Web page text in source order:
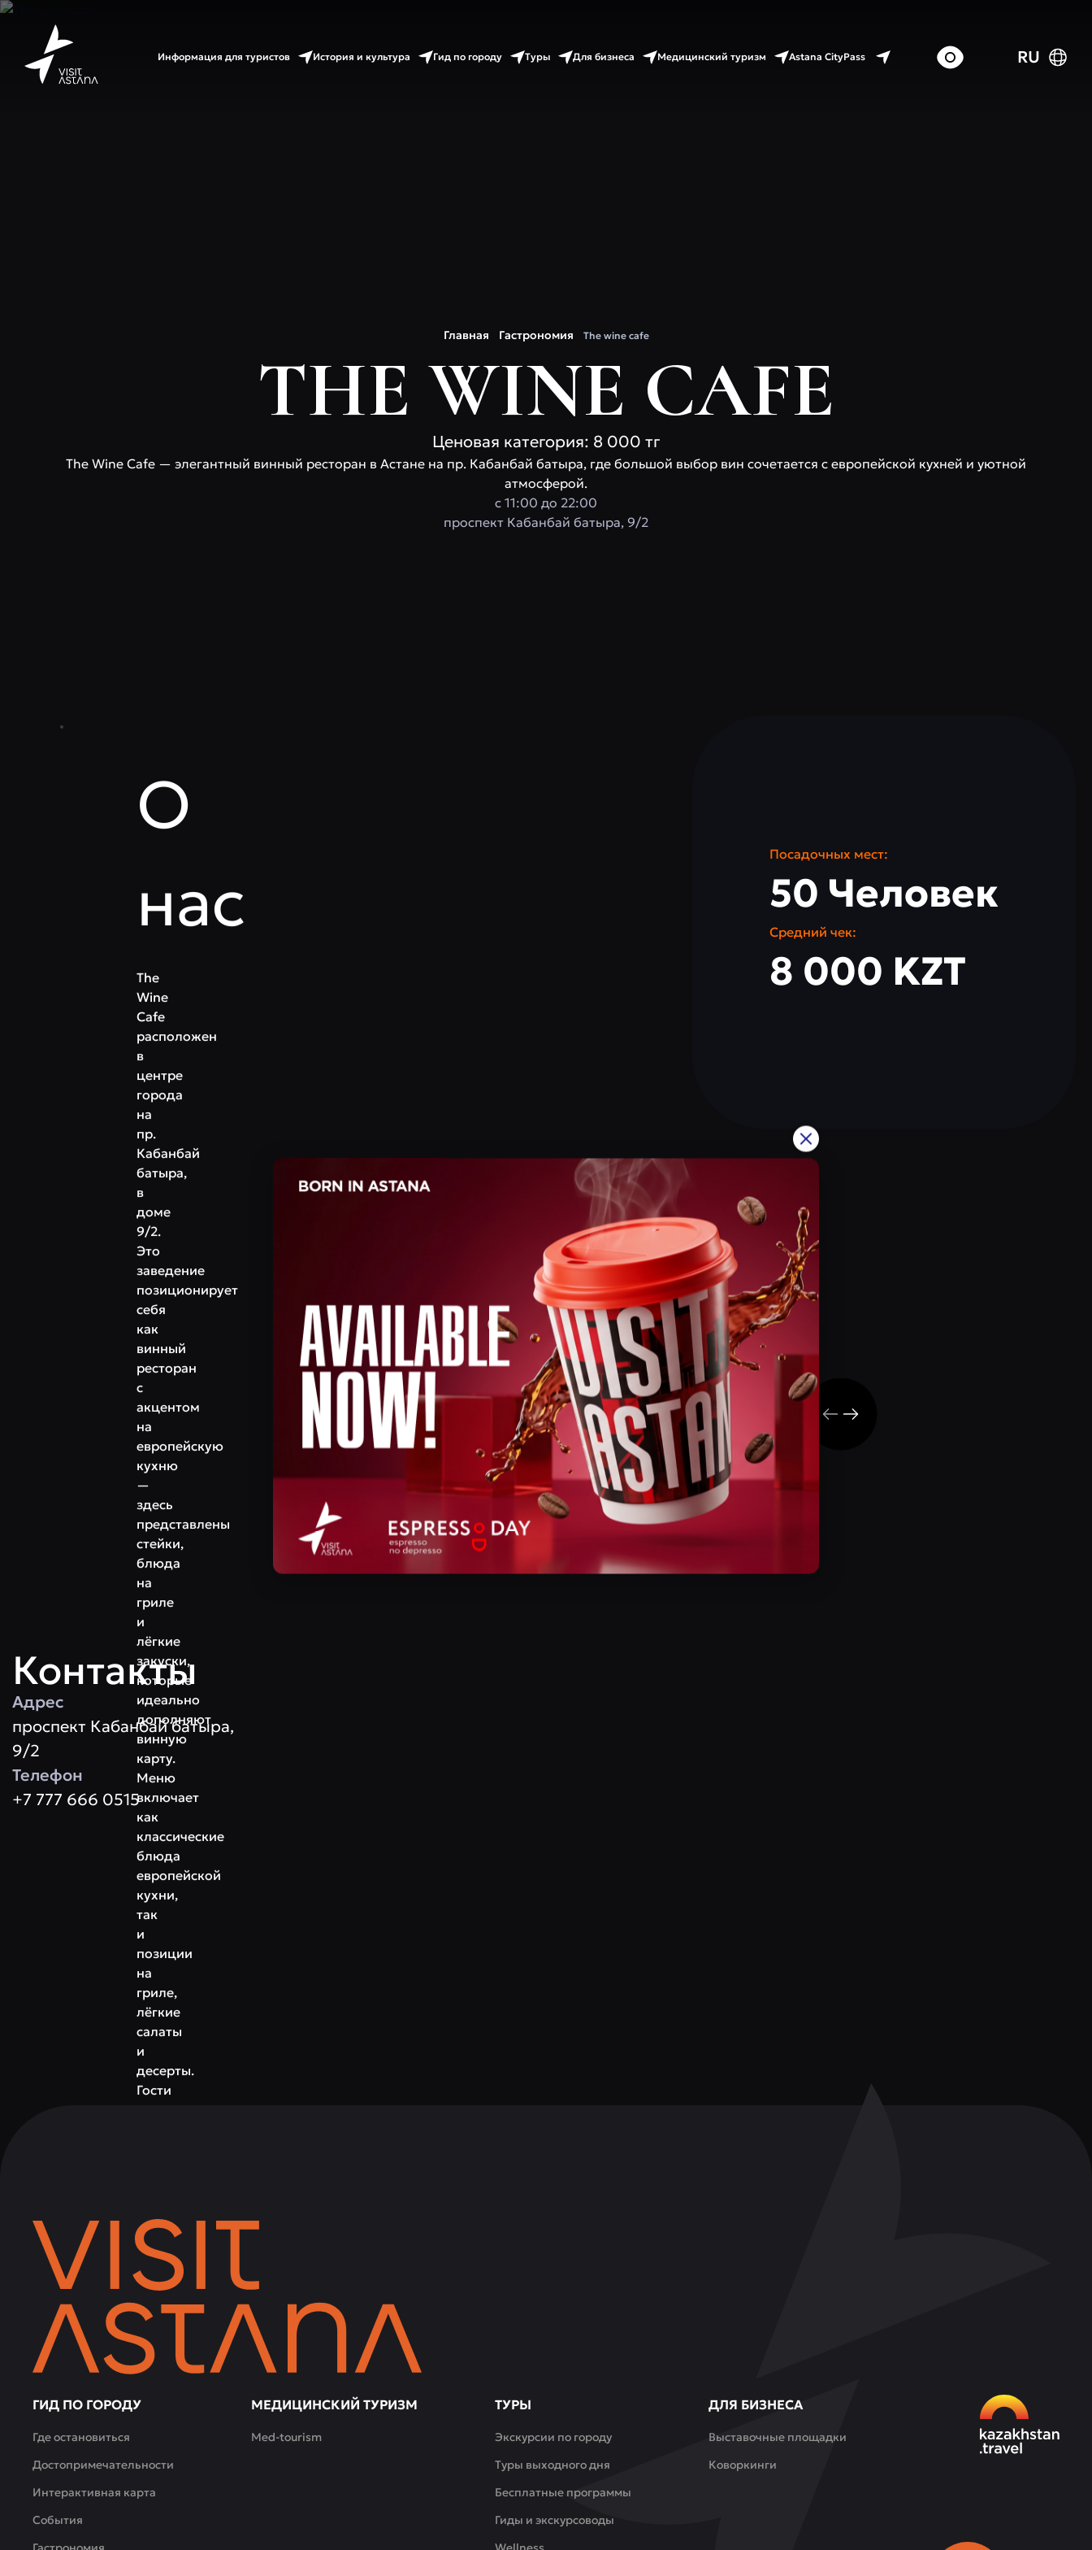
Информация для туристов История и культура Гид по городу Туры Для бизнеса Медицинский туризм Astana CityPass RU
Главная Гастрономия The wine cafe
THE WINE CAFE
Ценовая категория: 8 000 тг
The Wine Cafe — элегантный винный ресторан в Астане на пр. Кабанбай батыра, где большой выбор вин сочетается с европейской кухней и уютной
атмосферой.
c 11:00 до 22:00
проспект Кабанбай батыра, 9/2
О
нас
The
Wine
Cafe
расположен
в
центре
города
на
пр.
Кабанбай
батыра,
в
доме
9/2.
Это
заведение
позиционирует
себя
как
винный
ресторан
с
акцентом
на
европейскую
кухню
—
здесь
представлены
стейки,
блюда
на
гриле
и
лёгкие
закуски,
которые
идеально
дополняют
винную
карту.
Меню
включает
как
классические
блюда
европейской
кухни,
так
и
позиции
на
гриле,
лёгкие
салаты
и
десерты.
Гости
а
также
возможность
заказать
блюда
как
внутри,
так
навынос.
Посадочных мест:
50 Человек
Средний чек:
8 000 KZT
Контакты
Адрес
проспект Кабанбай батыра,
9/2
Телефон
+7 777 666 0515
ГИД ПО ГОРОДУ
Где остановиться
Достопримечательности
Интерактивная карта
События
МЕДИЦИНСКИЙ ТУРИЗМ
Med-tourism
ТУРЫ
Экскурсии по городу
Туры выходного дня
Бесплатные программы
Гиды и экскурсоводы
ДЛЯ БИЗНЕСА
Выставочные площадки
Коворкинги